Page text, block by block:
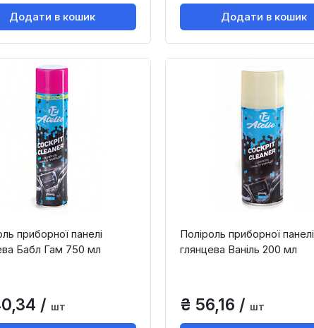
Додати в кошик Додати в кошик
приборної панелі
Бабл Гам 750 мл
/ шт
Поліроль приборної панелі
глянцева Ваніль 200 мл
₴ 56,16 / шт